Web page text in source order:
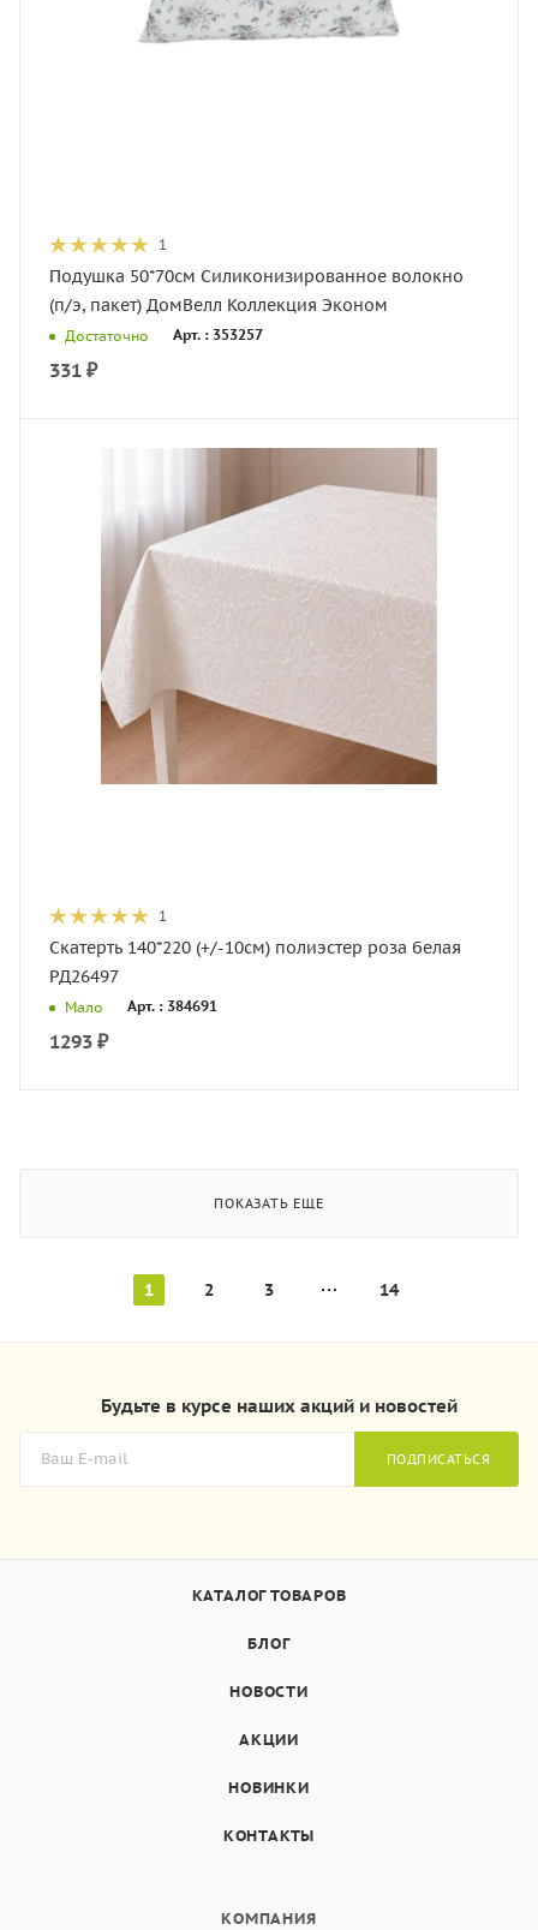
1
Подушка 50*70см Силиконизированное волокно
(п/э, пакет) ДомВелл Коллекция Эконом
Достаточно Арт. : 353257
331 ₽
1
Скатерть 140*220 (+/-10см) полиэстер роза белая
РД26497
Мало Арт. : 384691
1293 ₽
ПОКАЗАТЬ ЕЩЕ
1 2 3 14
Будьте в курсе наших акций и новостей
ПОДПИСАТЬСЯ
КАТАЛОГ ТОВАРОВ
БЛОГ
НОВОСТИ
АКЦИИ
НОВИНКИ
КОНТАКТЫ
КОМПАНИЯ